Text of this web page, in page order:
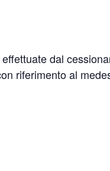
dal
riferimento al